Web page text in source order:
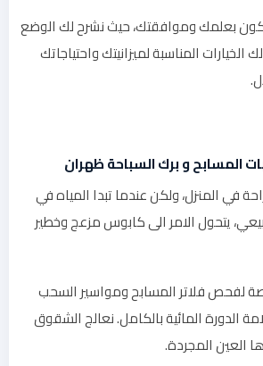
بعلمك وموافقتك، حيث نشرح لك الوضع
المناسبة لميزانيتك واحتياجاتك
المسابح و برك السباحة ظهران
في المنزل، ولكن عندما تبدا المياه في
يتحول الامر الى كابوس مزعج وخطير
لفحص فلاتر المسابح ومواسير السحب
الدورة المائية بالكامل. نعالج الشقوق
العين المجردة.